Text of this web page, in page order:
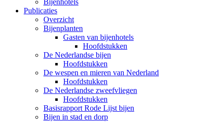
Bijenhotels
Publicaties
Overzicht
Bijenplanten
Gasten van bijenhotels
Hoofdstukken
De Nederlandse bijen
Hoofdstukken
De wespen en mieren van Nederland
Hoofdstukken
De Nederlandse zweefvliegen
Hoofdstukken
Basisrapport Rode Lijst bijen
Bijen in stad en dorp